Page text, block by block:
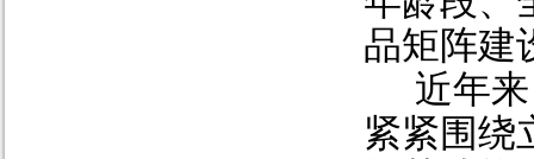
品矩阵建
近年
紧紧围绕